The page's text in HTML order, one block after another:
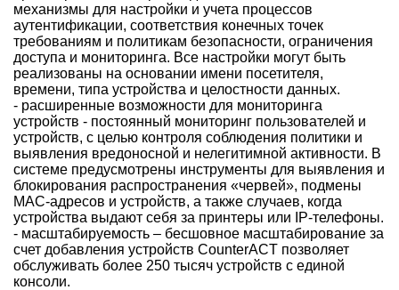
механизмы для настройки и учета процессов
аутентификации, соответствия конечных точек
требованиям и политикам безопасности, ограничения
доступа и мониторинга. Все настройки могут быть
реализованы на основании имени посетителя,
времени, типа устройства и целостности данных.
- расширенные возможности для мониторинга
устройств - постоянный мониторинг пользователей и
устройств, с целью контроля соблюдения политики и
выявления вредоносной и нелегитимной активности. В
системе предусмотрены инструменты для выявления и
блокирования распространения «червей», подмены
MAC-адресов и устройств, а также случаев, когда
устройства выдают себя за принтеры или IP-телефоны.
- масштабируемость – бесшовное масштабирование за
счет добавления устройств CounterACT позволяет
обслуживать более 250 тысяч устройств с единой
консоли.